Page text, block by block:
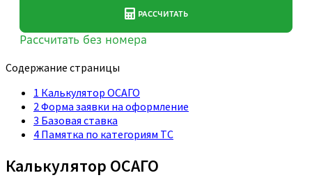
Содержание страницы
1 Калькулятор ОСАГО
2Форма заявки на оформление
3 Базовая ставка
4 Памятка по категориям ТС
Калькулятор ОСАГО